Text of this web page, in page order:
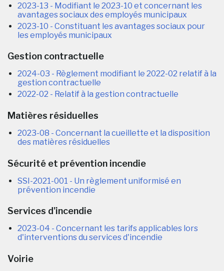
2023-13 - Modifiant le 2023-10 et concernant les
avantages sociaux des employés municipaux
2023-10 - Constituant les avantages sociaux pour
les employés municipaux
Gestion contractuelle
2024-03 - Règlement modifiant le 2022-02 relatif à la
gestion contractuelle
2022-02 - Relatif à la gestion contractuelle
Matières résiduelles
2023-08 - Concernant la cueillette et la disposition
des matières résiduelles
Sécurité et prévention incendie
SSI-2021-001 - Un règlement uniformisé en
prévention incendie
Services d'incendie
2023-04 - Concernant les tarifs applicables lors
d'interventions du services d'incendie
Voirie